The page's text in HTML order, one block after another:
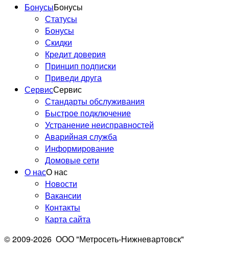
БонусыБонусы
Статусы
Бонусы
Скидки
Кредит доверия
Принцип подписки
Приведи друга
СервисСервис
Стандарты обслуживания
Быстрое подключение
Устранение неисправностей
Аварийная служба
Информирование
Домовые сети
О насО нас
Новости
Вакансии
Контакты
Карта сайта
© 2009-2026 ООО "Метросеть-Нижневартовск"